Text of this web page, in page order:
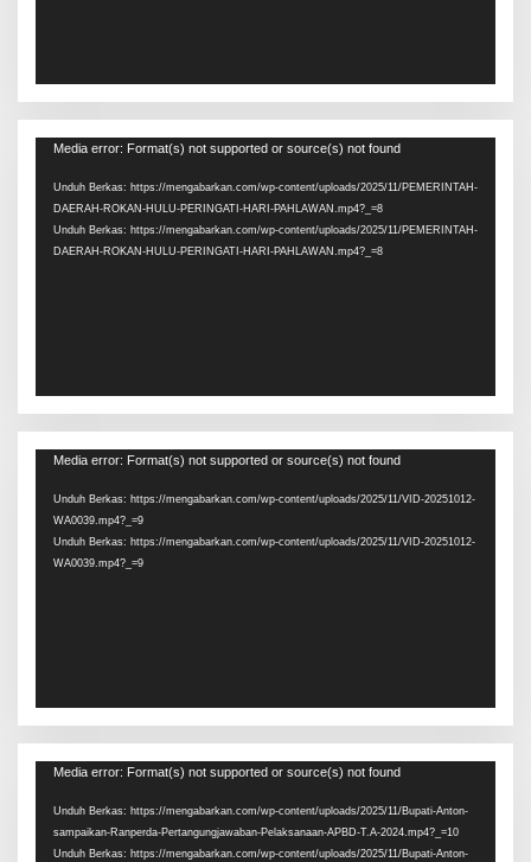
Pemutar
Media error: Format(s) not supported or source(s) not found
Unduh Berkas: https://mengabarkan.com/wp-content/uploads/2025/11/PEMERINTAH-
DAERAH-ROKAN-HULU-PERINGATI-HARI-PAHLAWAN.mp4?_=8
Unduh Berkas: https://mengabarkan.com/wp-content/uploads/2025/11/PEMERINTAH-
DAERAH-ROKAN-HULU-PERINGATI-HARI-PAHLAWAN.mp4?_=8
Pemutar
Media error: Format(s) not supported or source(s) not found
Unduh Berkas: https://mengabarkan.com/wp-content/uploads/2025/11/VID-20251012-
WA0039.mp4?_=9
Unduh Berkas: https://mengabarkan.com/wp-content/uploads/2025/11/VID-20251012-
WA0039.mp4?_=9
Pemutar
Media error: Format(s) not supported or source(s) not found
Unduh Berkas: https://mengabarkan.com/wp-content/uploads/2025/11/Bupati-Anton-
sampaikan-Ranperda-Pertangungjawaban-Pelaksanaan-APBD-T.A-2024.mp4?_=10
Unduh Berkas: https://mengabarkan.com/wp-content/uploads/2025/11/Bupati-Anton-